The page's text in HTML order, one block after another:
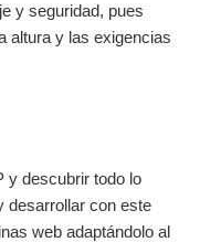
y seguridad, pues
altura y las exigencias
y descubrir todo lo
desarrollar con este
web adaptándolo al